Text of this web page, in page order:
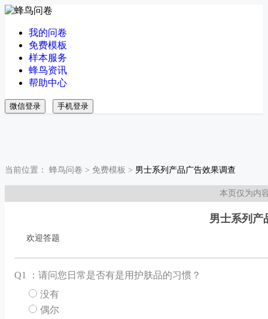
我的问卷
免费模板
样本服务
蜂鸟资讯
帮助中心
微信登录 手机登录
当前位置： 蜂鸟问卷 > 免费模板 > 男士系列产品广告效果调查
本页仅为内
男士系列产
欢迎答题
Q1 ：请问您日常是否有是用护肤品的习惯？
没有
偶尔